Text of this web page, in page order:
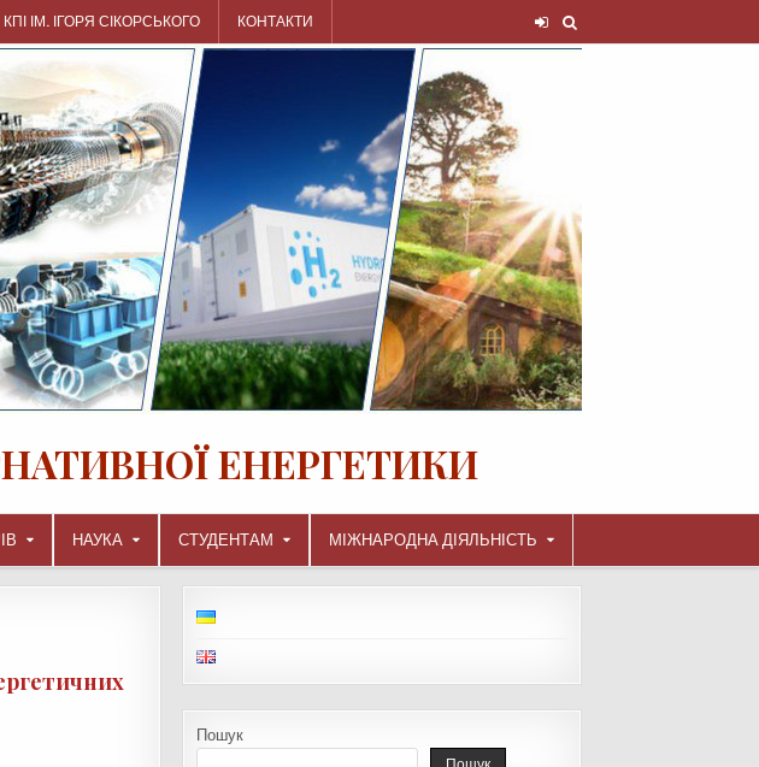
КПІ ІМ. ІГОРЯ СІКОРСЬКОГО КОНТАКТИ
ЕНЕРГЕТИКИ
НАУКА СТУДЕНТАМ МІЖНАРОДНА ДІЯЛЬНІСТЬ
Пошук